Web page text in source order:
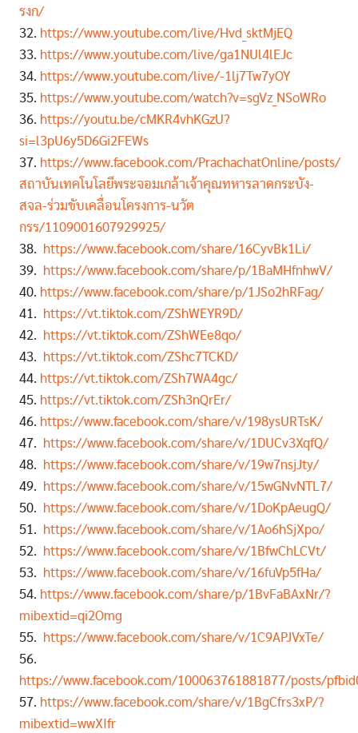
รงก/
32. https://www.youtube.com/live/Hvd_sktMjEQ
33. https://www.youtube.com/live/ga1NUl4lEJc
34. https://www.youtube.com/live/-1lj7Tw7yOY
35. https://www.youtube.com/watch?v=sgVz_NSoWRo
36. https://youtu.be/cMKR4vhKGzU?
si=l3pU6y5D6Gi2FEWs
37. https://www.facebook.com/PrachachatOnline/posts/
สถาบันเทคโนโลยีพระจอมเกล้าเจ้าคุณทหารลาดกระบัง-
สจล-ร่วมขับเคลื่อนโครงการ-นวัต
กรร/1109001607929925/
38.
https://www.facebook.com/share/16CyvBk1Li/
39.
https://www.facebook.com/share/p/1BaMHfnhwV/
40. https://www.facebook.com/share/p/1JSo2hRFag/
41.
https://vt.tiktok.com/ZShWEYR9D/
42.
https://vt.tiktok.com/ZShWEe8qo/
43.
https://vt.tiktok.com/ZShc7TCKD/
44. https://vt.tiktok.com/ZSh7WA4gc/
45. https://vt.tiktok.com/ZSh3nQrEr/
46. https://www.facebook.com/share/v/198ysURTsK/
47.
https://www.facebook.com/share/v/1DUCv3XqfQ/
48.
https://www.facebook.com/share/v/19w7nsjJty/
49.
https://www.facebook.com/share/v/15wGNvNTL7/
50.
https://www.facebook.com/share/v/1DoKpAeugQ/
51.
https://www.facebook.com/share/v/1Ao6hSjXpo/
52.
https://www.facebook.com/share/v/1BfwChLCVt/
53.
https://www.facebook.com/share/v/16fuVp5fHa/
54. https://www.facebook.com/share/p/1BvFaBAxNr/?
mibextid=qi2Omg
55.
https://www.facebook.com/share/v/1C9APJVxTe/
56.
https://www.facebook.com/100063761881877/posts/
57. https://www.facebook.com/share/v/1BgCfrs3xP/?
mibextid=wwXIfr